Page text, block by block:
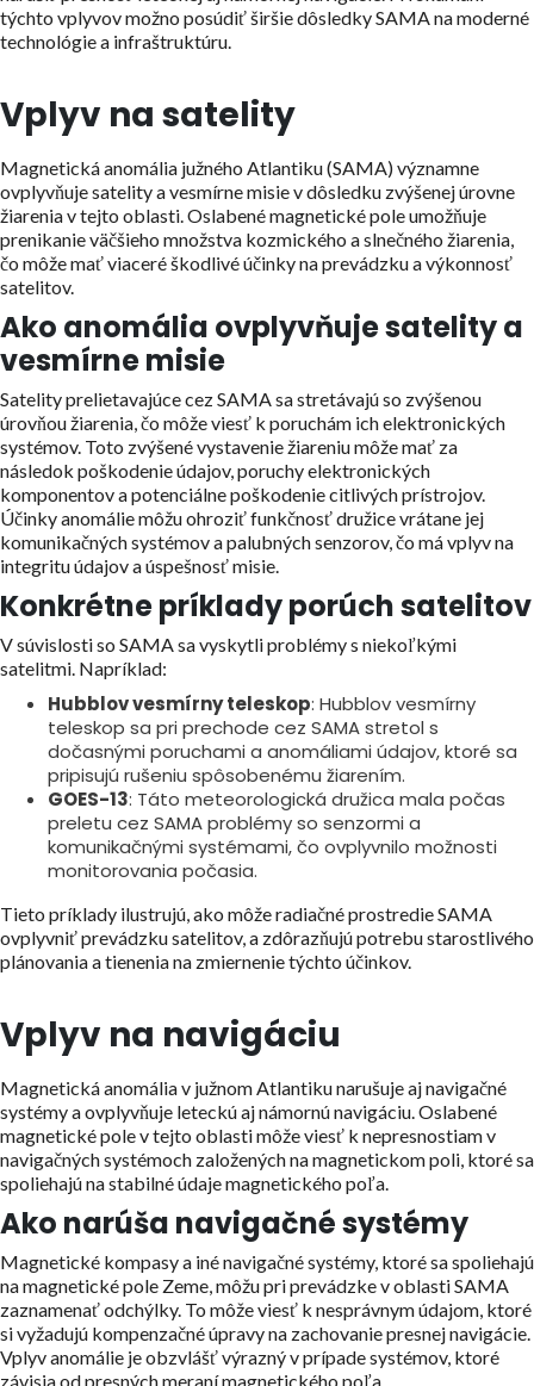
týchto vplyvov možno posúdiť širšie dôsledky SAMA na moderné
technológie a infraštruktúru.
Vplyv na satelity
Magnetická anomália južného Atlantiku (SAMA) významne
ovplyvňuje satelity a vesmírne misie v dôsledku zvýšenej úrovne
žiarenia v tejto oblasti. Oslabené magnetické pole umožňuje
prenikanie väčšieho množstva kozmického a slnečného žiarenia,
čo môže mať viaceré škodlivé účinky na prevádzku a výkonnosť
satelitov.
Ako anomália ovplyvňuje satelity a
vesmírne misie
Satelity prelietavajúce cez SAMA sa stretávajú so zvýšenou
úrovňou žiarenia, čo môže viesť k poruchám ich elektronických
systémov. Toto zvýšené vystavenie žiareniu môže mať za
následok poškodenie údajov, poruchy elektronických
komponentov a potenciálne poškodenie citlivých prístrojov.
Účinky anomálie môžu ohroziť funkčnosť družice vrátane jej
komunikačných systémov a palubných senzorov, čo má vplyv na
integritu údajov a úspešnosť misie.
Konkrétne príklady porúch satelitov
V súvislosti so SAMA sa vyskytli problémy s niekoľkými
satelitmi. Napríklad:
Hubblov vesmírny teleskop: Hubblov vesmírny
teleskop sa pri prechode cez SAMA stretol s
dočasnými poruchami a anomáliami údajov, ktoré sa
pripisujú rušeniu spôsobenému žiarením.
GOES-13: Táto meteorologická družica mala počas
preletu cez SAMA problémy so senzormi a
komunikačnými systémami, čo ovplyvnilo možnosti
monitorovania počasia.
Tieto príklady ilustrujú, ako môže radiačné prostredie SAMA
ovplyvniť prevádzku satelitov, a zdôrazňujú potrebu starostlivého
plánovania a tienenia na zmiernenie týchto účinkov.
Vplyv na navigáciu
Magnetická anomália v južnom Atlantiku narušuje aj navigačné
systémy a ovplyvňuje leteckú aj námornú navigáciu. Oslabené
magnetické pole v tejto oblasti môže viesť k nepresnostiam v
navigačných systémoch založených na magnetickom poli, ktoré sa
spoliehajú na stabilné údaje magnetického poľa.
Ako narúša navigačné systémy
Magnetické kompasy a iné navigačné systémy, ktoré sa spoliehajú
na magnetické pole Zeme, môžu pri prevádzke v oblasti SAMA
zaznamenať odchýlky. To môže viesť k nesprávnym údajom, ktoré
si vyžadujú kompenzačné úpravy na zachovanie presnej navigácie.
Vplyv anomálie je obzvlášť výrazný v prípade systémov, ktoré
závisia od presných meraní magnetického poľa.